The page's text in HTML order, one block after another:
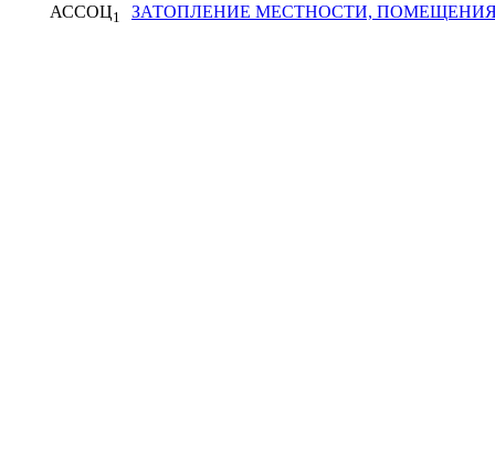
АССОЦ1 ЗАТОПЛЕНИЕ МЕСТНОСТИ,